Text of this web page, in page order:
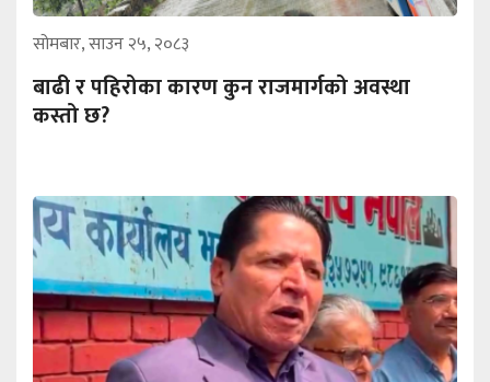
सोमबार, साउन २५, २०८३
बाढी र पहिरोका कारण कुन राजमार्गको अवस्था
कस्तो छ?